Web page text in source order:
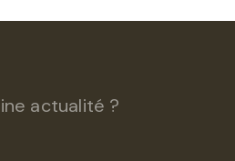
actualité ?